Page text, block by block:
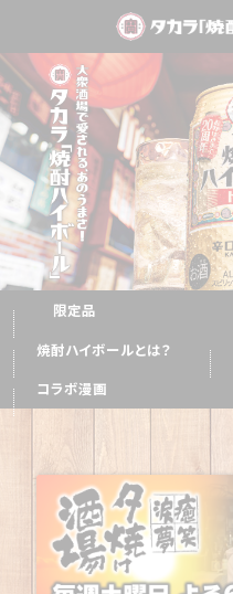
限定品
焼酎ハイボールとは？
コラボ漫画